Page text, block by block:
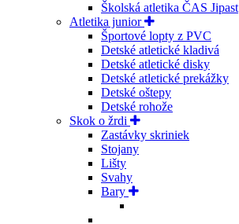
Školská atletika ČAS Jipast
Atletika junior
Športové lopty z PVC
Detské atletické kladivá
Detské atletické disky
Detské atletické prekážky
Detské oštepy
Detské rohože
Skok o žrdi
Zastávky skriniek
Stojany
Lišty
Svahy
Bary